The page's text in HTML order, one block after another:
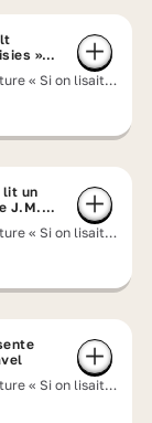
»
« Si on lisait à
lit un
J.M.G
« Si on lisait à
« Si on lisait à